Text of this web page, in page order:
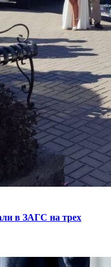
в ЗАГС на трех